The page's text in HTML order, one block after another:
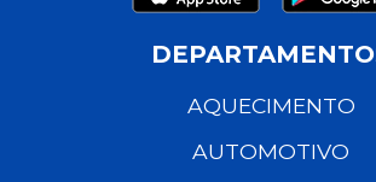
AQUECIMENTO
AUTOMOTIVO